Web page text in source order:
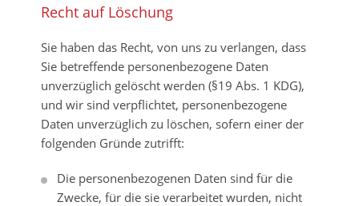
Recht auf Löschung
Sie haben das Recht, von uns zu verlangen, dass
Sie betreffende personenbezogene Daten
unverzüglich gelöscht werden (§19 Abs. 1 KDG),
und wir sind verpflichtet, personenbezogene
Daten unverzüglich zu löschen, sofern einer der
folgenden Gründe zutrifft:
Die personenbezogenen Daten sind für die
Zwecke, für die sie verarbeitet wurden, nicht